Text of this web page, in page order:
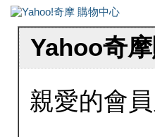
Yahoo奇
親愛的會